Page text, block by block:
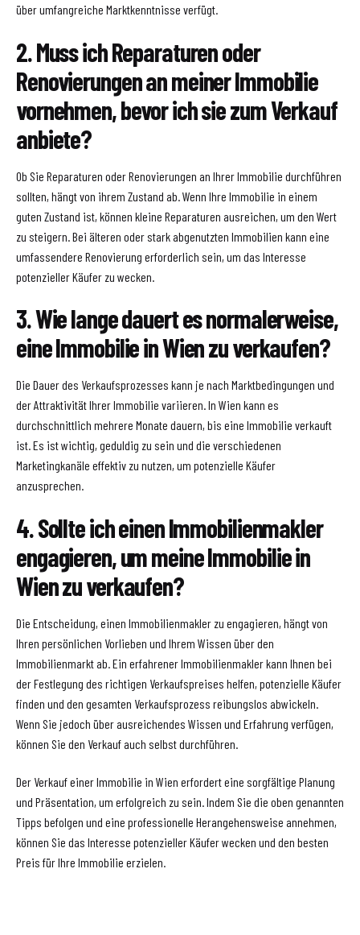
über umfangreiche Marktkenntnisse verfügt.
2. Muss ich Reparaturen oder
Renovierungen an meiner Immobilie
vornehmen, bevor ich sie zum Verkauf
anbiete?
Ob Sie Reparaturen oder Renovierungen an Ihrer Immobilie durchführen
sollten, hängt von ihrem Zustand ab. Wenn Ihre Immobilie in einem
guten Zustand ist, können kleine Reparaturen ausreichen, um den Wert
zu steigern. Bei älteren oder stark abgenutzten Immobilien kann eine
umfassendere Renovierung erforderlich sein, um das Interesse
potenzieller Käufer zu wecken.
3. Wie lange dauert es normalerweise,
eine Immobilie in Wien zu verkaufen?
Die Dauer des Verkaufsprozesses kann je nach Marktbedingungen und
der Attraktivität Ihrer Immobilie variieren. In Wien kann es
durchschnittlich mehrere Monate dauern, bis eine Immobilie verkauft
ist. Es ist wichtig, geduldig zu sein und die verschiedenen
Marketingkanäle effektiv zu nutzen, um potenzielle Käufer
anzusprechen.
4. Sollte ich einen Immobilienmakler
engagieren, um meine Immobilie in
Wien zu verkaufen?
Die Entscheidung, einen Immobilienmakler zu engagieren, hängt von
Ihren persönlichen Vorlieben und Ihrem Wissen über den
Immobilienmarkt ab. Ein erfahrener Immobilienmakler kann Ihnen bei
der Festlegung des richtigen Verkaufspreises helfen, potenzielle Käufer
finden und den gesamten Verkaufsprozess reibungslos abwickeln.
Wenn Sie jedoch über ausreichendes Wissen und Erfahrung verfügen,
können Sie den Verkauf auch selbst durchführen.
Der Verkauf einer Immobilie in Wien erfordert eine sorgfältige Planung
und Präsentation, um erfolgreich zu sein. Indem Sie die oben genannten
Tipps befolgen und eine professionelle Herangehensweise annehmen,
können Sie das Interesse potenzieller Käufer wecken und den besten
Preis für Ihre Immobilie erzielen.